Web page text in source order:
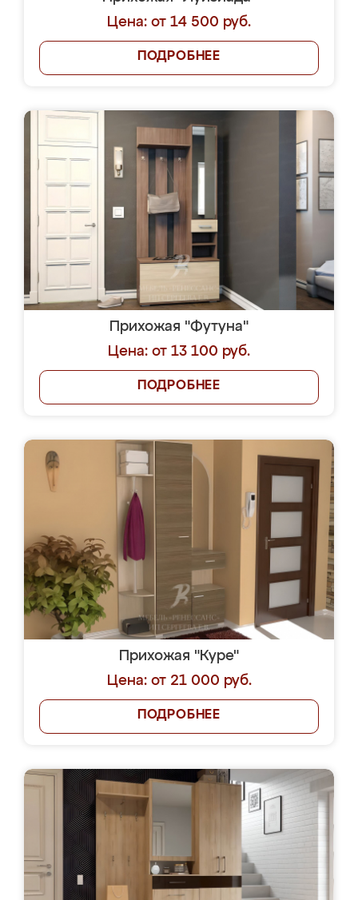
Цена: от 14 500 руб.
ПОДРОБНЕЕ
Прихожая "Футуна"
Цена: от 13 100 руб.
ПОДРОБНЕЕ
Прихожая "Куре"
Цена: от 21 000 руб.
ПОДРОБНЕЕ